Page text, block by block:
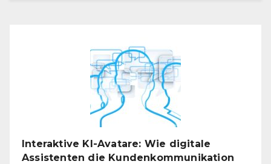
Interaktive KI-Avatare: Wie digitale
Assistenten die Kundenkommunikation